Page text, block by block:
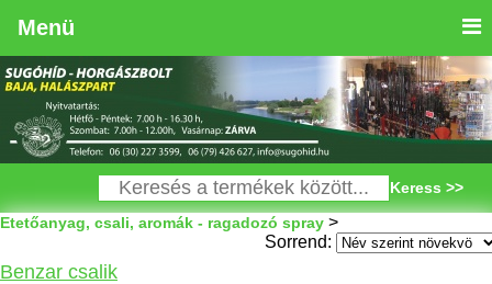
Menü
Keress >>
Etetőanyag, csali, aromák - ragadozó spray >
Sorrend:
Benzar csalik